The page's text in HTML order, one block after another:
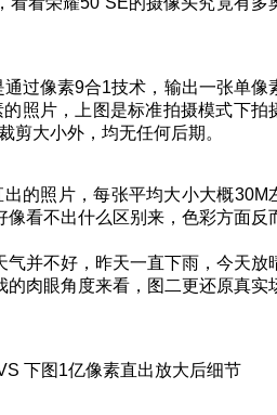
过像素9合1技术，输出一张单像
照片，上图是标准拍摄模式下拍
剪大小外，均无任何后期。
的照片，每张平均大小大概30M
像看不出什么区别来，色彩方面反
气并不好，昨天一直下雨，今天放
的肉眼角度来看，图二更还原真实
下图1亿像素直出放大后细节